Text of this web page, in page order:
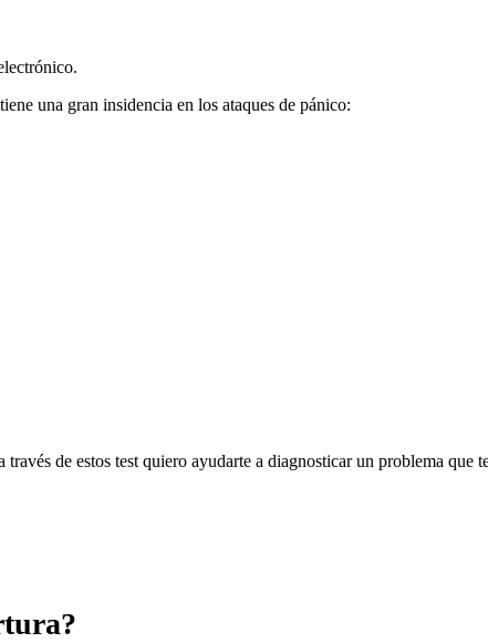
una gran insidencia en los ataques de pánico:
de estos test quiero ayudarte a diagnosticar un problema que